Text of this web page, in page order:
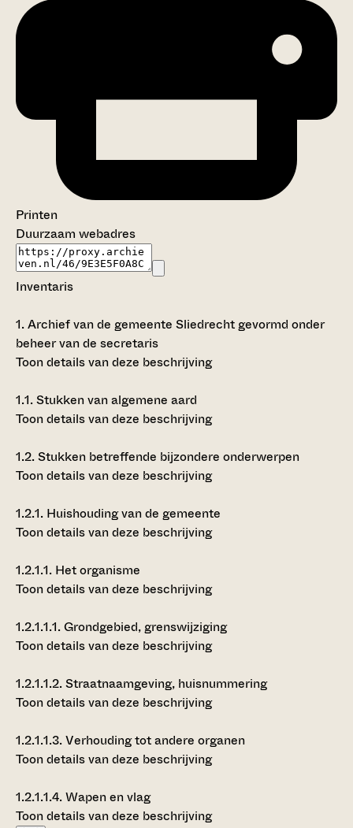
Printen
Duurzaam webadres
Inventaris
1.Archief van de gemeente Sliedrecht gevormd onder
beheer van de secretaris
Toon details van deze beschrijving
1.1.Stukken van algemene aard
Toon details van deze beschrijving
1.2.Stukken betreffende bijzondere onderwerpen
Toon details van deze beschrijving
1.2.1. Huishouding van de gemeente
Toon details van deze beschrijving
1.2.1.1. Het organisme
Toon details van deze beschrijving
1.2.1.1.1.Grondgebied, grenswijziging
Toon details van deze beschrijving
1.2.1.1.2.Straatnaamgeving, huisnummering
Toon details van deze beschrijving
1.2.1.1.3.Verhouding tot andere organen
Toon details van deze beschrijving
1.2.1.1.4.Wapen en vlag
Toon details van deze beschrijving